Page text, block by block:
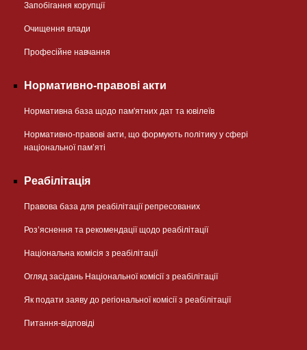
Запобігання корупції
Очищення влади
Професійне навчання
Нормативно-правові акти
Нормативна база щодо пам'ятних дат та ювілеїв
Нормативно-правові акти, що формують політику у сфері
національної памʼяті
Реабілітація
Правова база для реабілітації репресованих
Розʼяснення та рекомендації щодо реабілітації
Національна комісія з реабілітації
Огляд засідань Національної комісії з реабілітації
Як подати заяву до регіональної комісії з реабілітації
Питання-відповіді